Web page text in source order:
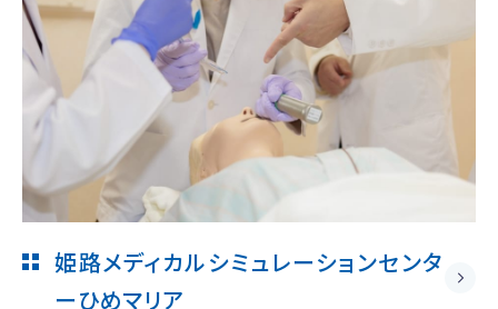
姫路メディカルシミュレーションセンタ
ーひめマリア